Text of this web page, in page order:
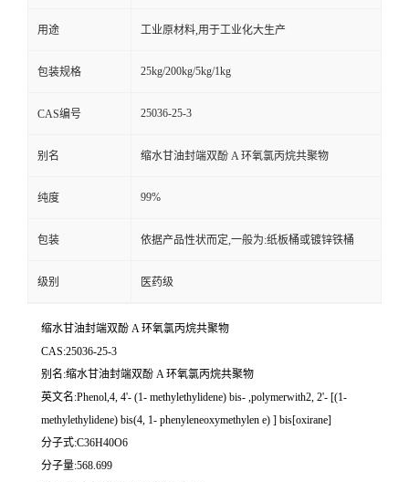
用途 工业原材料,用于工业化大生产
包装规格 25kg/200kg/5kg/1kg
CAS编号 25036-25-3
别名 缩水甘油封端双酚 A 环氧氯丙烷共聚物
纯度 99%
包装 依据产品性状而定,一般为:纸板桶或镀锌铁桶
级别 医药级
缩水甘油封端双酚 A 环氧氯丙烷共聚物
CAS:25036-25-3
别名:缩水甘油封端双酚 A 环氧氯丙烷共聚物
英文名:Phenol,4, 4'- (1- methylethylidene) bis- ,polymerwith2, 2'- [(1-
methylethylidene) bis(4, 1- phenyleneoxymethylen e) ] bis[oxirane]
分子式:C36H40O6
分子量:568.699